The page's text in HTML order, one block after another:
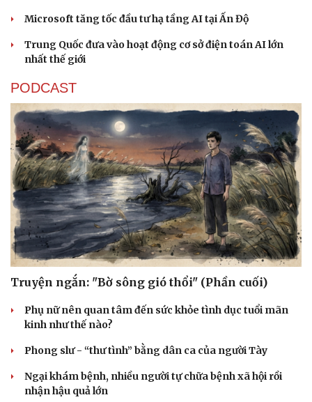
Sức khỏe
Dinh dưỡng - món ngon
Cây thuốc
Sản phụ khoa
Nhi khoa
Nam khoa
Làm đẹp - giảm cân
Phòng mạch online
Ăn sạch sống khỏe
Nhà đẹp
Tình yêu - Gia đình
Microsoft tăng tốc đầu tư hạ tầng AI tại Ấn Độ
Trung Quốc đưa vào hoạt động cơ sở điện toán AI lớn
nhất thế giới
PODCAST
Truyện ngắn: "Bờ sông gió thổi" (Phần cuối)
Phụ nữ nên quan tâm đến sức khỏe tình dục tuổi mãn
kinh như thế nào?
Phong slư - “thư tình” bằng dân ca của người Tày
Ngại khám bệnh, nhiều người tự chữa bệnh xã hội rồi
nhận hậu quả lớn